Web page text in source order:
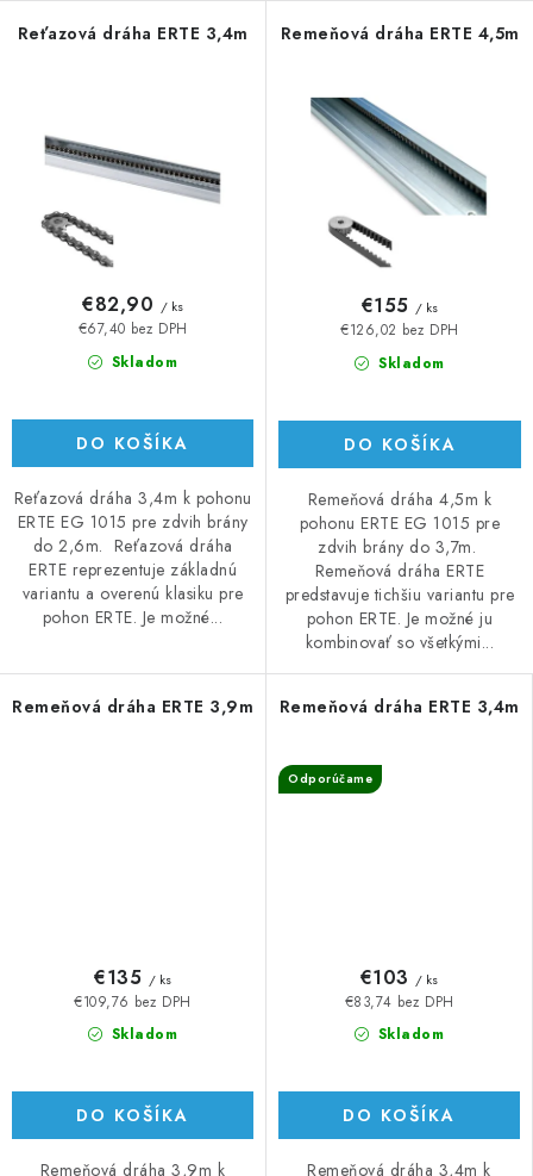
Reťazová dráha ERTE 3,4m
Skladom
€67,40 bez DPH
€82,90 / ks
DO KOŠÍKA
Reťazová dráha 3,4m k pohonu
ERTE EG 1015 pre zdvih brány
do 2,6m. Reťazová dráha
ERTE reprezentuje základnú
variantu a overenú klasiku pre
pohon ERTE. Je možné...
Remeňová dráha ERTE 4,5m
Skladom
€126,02 bez DPH
€155 / ks
DO KOŠÍKA
Remeňová dráha 4,5m k
pohonu ERTE EG 1015 pre
zdvih brány do 3,7m.
Remeňová dráha ERTE
predstavuje tichšiu variantu pre
pohon ERTE. Je možné ju
kombinovať so všetkými...
Remeňová dráha ERTE 3,9m
Skladom
€109,76 bez DPH
€135 / ks
DO KOŠÍKA
Remeňová dráha 3,9m k
Remeňová dráha ERTE 3,4m
Odporúčame
Skladom
€83,74 bez DPH
€103 / ks
DO KOŠÍKA
Remeňová dráha 3,4m k